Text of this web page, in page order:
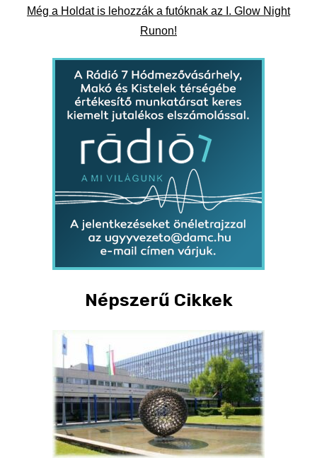
Még a Holdat is lehozzák a futóknak az I. Glow Night
Runon!
Népszerű Cikkek